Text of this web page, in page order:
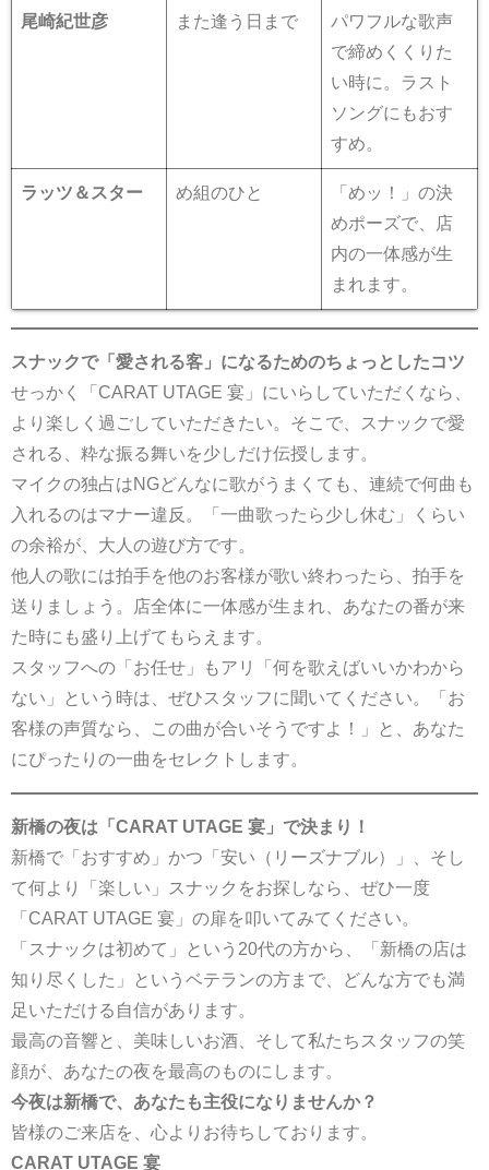
尾崎紀世彦 また逢う日まで
パワフルな歌声
で締めくくりた
い時に。ラスト
ソングにもおす
すめ。
ラッツ＆スター め組のひと
「めッ！」の決
めポーズで、店
内の一体感が生
まれます。
スナックで「愛される客」になるためのちょっとしたコツ
せっかく「CARAT UTAGE 宴」にいらしていただくなら、
より楽しく過ごしていただきたい。そこで、スナックで愛
される、粋な振る舞いを少しだけ伝授します。
マイクの独占はNGどんなに歌がうまくても、連続で何曲も
入れるのはマナー違反。「一曲歌ったら少し休む」くらい
の余裕が、大人の遊び方です。
他人の歌には拍手を他のお客様が歌い終わったら、拍手を
送りましょう。店全体に一体感が生まれ、あなたの番が来
た時にも盛り上げてもらえます。
スタッフへの「お任せ」もアリ「何を歌えばいいかわから
ない」という時は、ぜひスタッフに聞いてください。「お
客様の声質なら、この曲が合いそうですよ！」と、あなた
にぴったりの一曲をセレクトします。
新橋の夜は「CARAT UTAGE 宴」で決まり！
新橋で「おすすめ」かつ「安い（リーズナブル）」、そし
て何より「楽しい」スナックをお探しなら、ぜひ一度
「CARAT UTAGE 宴」の扉を叩いてみてください。
「スナックは初めて」という20代の方から、「新橋の店は
知り尽くした」というベテランの方まで、どんな方でも満
足いただける自信があります。
最高の音響と、美味しいお酒、そして私たちスタッフの笑
顔が、あなたの夜を最高のものにします。
今夜は新橋で、あなたも主役になりませんか？
皆様のご来店を、心よりお待ちしております。
CARAT UTAGE 宴